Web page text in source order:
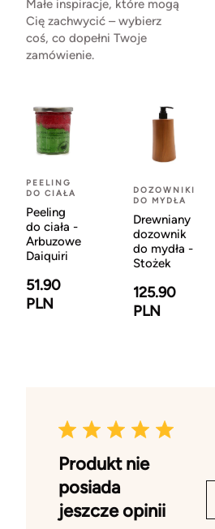
Małe inspiracje, które mogą
Cię zachwycić – wybierz
coś, co dopełni Twoje
zamówienie.
PEELING
DO CIAŁA
Peeling
do ciała -
Arbuzowe
Daiquiri
51.90
PLN
DOZOWNIKI
DO MYDŁA
Drewniany
dozownik
do mydła -
Stożek
125.90
PLN
Produkt nie
posiada
jeszcze opinii